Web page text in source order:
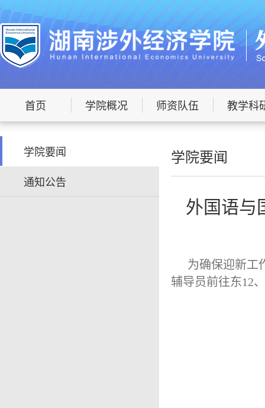
首页 学院概况 师资队伍 教学科
学院要闻
通知公告
学院要闻
外国语与
为确保迎新工
辅导员前往东12